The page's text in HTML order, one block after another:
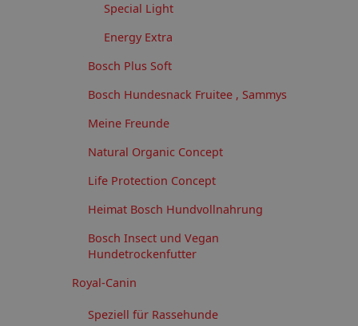
Special Light
Energy Extra
Bosch Plus Soft
Bosch Hundesnack Fruitee , Sammys
Meine Freunde
Natural Organic Concept
Life Protection Concept
Heimat Bosch Hundvollnahrung
Bosch Insect und Vegan
Hundetrockenfutter
Royal-Canin
Speziell für Rassehunde